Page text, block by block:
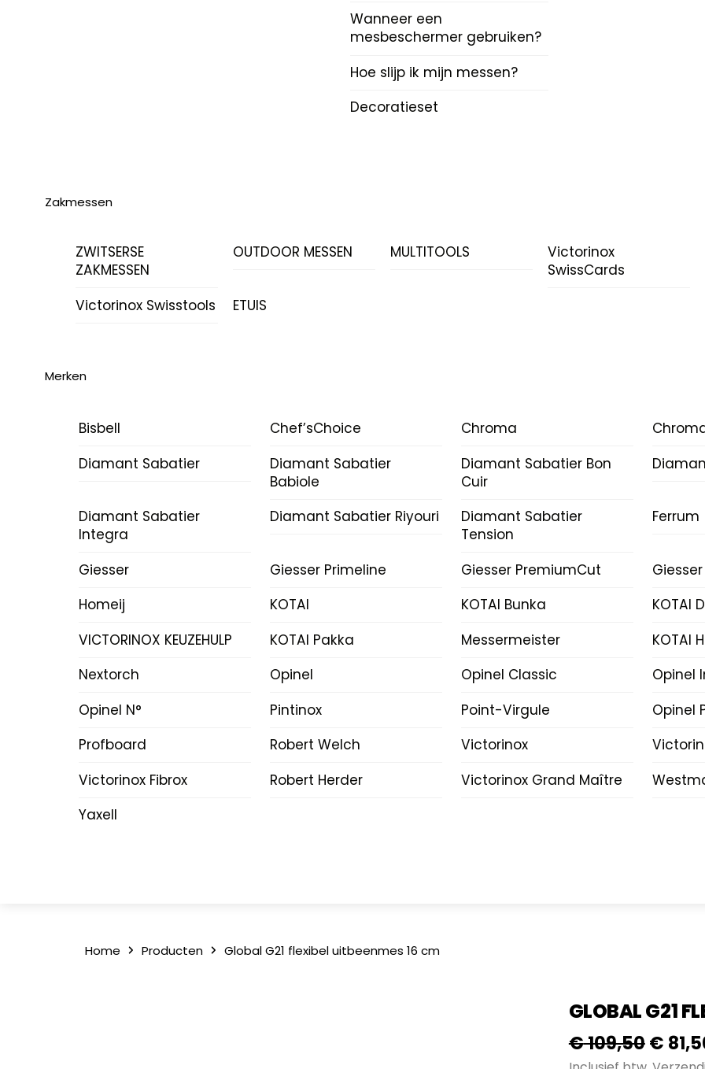
Wanneer een
mesbeschermer gebruiken?
Hoe slijp ik mijn messen?
Decoratieset
Zakmessen
ZWITSERSE
ZAKMESSEN
OUTDOOR MESSEN MULTITOOLS
Victorinox
SwissCards
Victorinox Swisstools
ETUIS
Merken
Bisbell Chef’sChoice Chroma
Diamant Sabatier
Diamant Sabatier
Babiole
Diamant Sabatier Bon
Cuir
Diamant Sabatier
Integra
Diamant Sabatier Riyouri
Diamant Sabatier
Tension
Ferrum
Giesser Giesser Primeline Giesser PremiumCut
Homeij
KOTAI KOTAI Bunka
KOTAI
VICTORINOX KEUZEHULP
KOTAI Pakka Messermeister
KOTAI
Nextorch
Opinel Opinel Classic
Opinel
Opinel N°
Pintinox Point-Virgule
Opinel
Profboard
Robert Welch Victorinox
Victorinox Fibrox
Robert Herder Victorinox Grand Maître
Yaxell
Home Producten Global G21 flexibel uitbeenmes 16 cm
GLOBAL G21
€109,50€